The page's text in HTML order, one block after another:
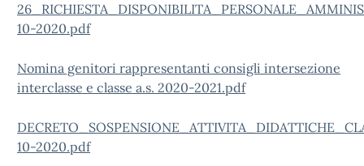
10-2020.pdf
Nomina genitori rappresentanti consigli intersezione
interclasse e classe a.s. 2020-2021.pdf
10-2020.pdf